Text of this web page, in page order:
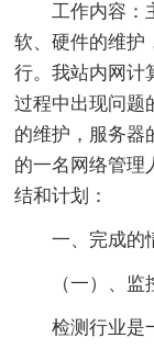
工作内容：
软、硬件的维护
行。我站内网计
过程中出现问题
的维护，服务器
的一名网络管理
结和计划：
一、完成的
（一）、
检测行业是